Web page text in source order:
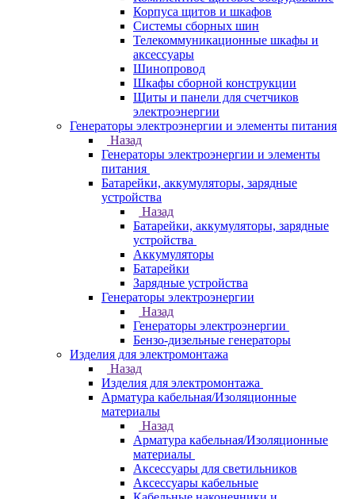
Корпуса щитов и шкафов
Системы сборных шин
Телекоммуникационные шкафы и
аксессуары
Шинопровод
Шкафы сборной конструкции
Щиты и панели для счетчиков
электроэнергии
Генераторы электроэнергии и элементы питания
Назад
Генераторы электроэнергии и элементы
питания
Батарейки, аккумуляторы, зарядные
устройства
Назад
Батарейки, аккумуляторы, зарядные
устройства
Аккумуляторы
Батарейки
Зарядные устройства
Генераторы электроэнергии
Назад
Генераторы электроэнергии
Бензо-дизельные генераторы
Изделия для электромонтажа
Назад
Изделия для электромонтажа
Арматура кабельная/Изоляционные
материалы
Назад
Арматура кабельная/Изоляционные
материалы
Аксессуары для светильников
Аксессуары кабельные